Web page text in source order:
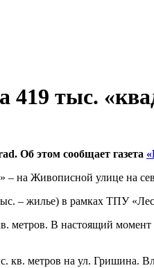
419 тыс.
Об этом сообщает газета
на Живописной улице на
– жилье) в рамках ТПУ
метров. В настоящий момент
кв. метров на ул. Гришина.